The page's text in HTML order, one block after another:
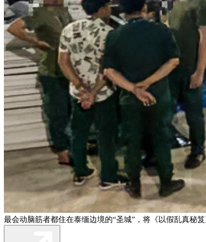
最会动脑筋者都住在泰缅边境的“圣城”，将《以假乱真秘